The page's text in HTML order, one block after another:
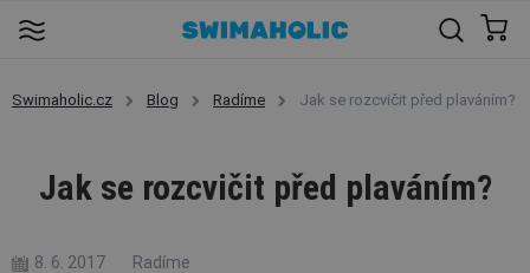
Swimaholic.cz Blog Radíme Jak se rozcvičit před plaváním?
Jak se rozcvičit před plaváním?
8. 6. 2017 Radíme